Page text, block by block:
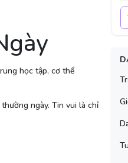
học tập, cơ thể
ngày. Tin vui là chỉ